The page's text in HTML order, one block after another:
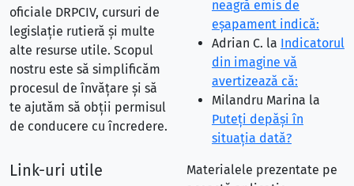
oficiale DRPCIV, cursuri de
legislație rutieră și multe
alte resurse utile. Scopul
nostru este să simplificăm
procesul de învățare și să
te ajutăm să obții permisul
de conducere cu încredere.
neagră emis de
eşapament indică:
Adrian C. la Indicatorul
din imagine vă
avertizează că:
Milandru Marina la
Puteţi depăşi în
situaţia dată?
Link-uri utile
Materialele prezentate pe